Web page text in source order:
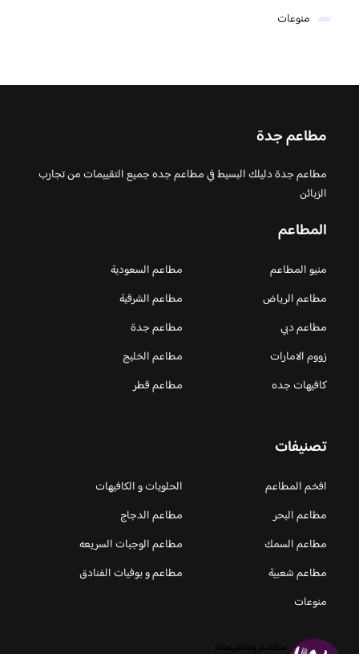
منوعات
مطاعم جدة
مطاعم جدة دليلك البسيط في مطاعم جده جميع التقييمات من تجارب
الزبائن
المطاعم
منيو المطاعم
مطاعم السعودية
مطاعم الرياض
مطاعم الشرقية
مطاعم دبي
مطاعم جدة
زووم الامارات
مطاعم الخليج
كافيهات جده
مطاعم قطر
تصنيفات
افخم المطاعم
الحلويات و الكافيهات ‎
مطاعم البحر
مطاعم الدجاج
مطاعم السمك
مطاعم الوجبات السريعه
مطاعم شعبية
مطاعم و بوفيات الفنادق
منوعات